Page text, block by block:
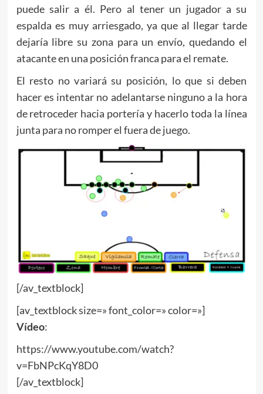
puede salir a él. Pero al tener un jugador a su
espalda es muy arriesgado, ya que al llegar tarde
dejaría libre su zona para un envío, quedando el
atacante en una posición franca para el remate.
El resto no variará su posición, lo que si deben
hacer es intentar no adelantarse ninguno a la hora
de retroceder hacia portería y hacerlo toda la línea
junta para no romper el fuera de juego.
[/av_textblock]
[av_textblock size=» font_color=» color=»]
Vídeo:
https://www.youtube.com/watch?
v=FbNPcKqY8D0
[/av_textblock]